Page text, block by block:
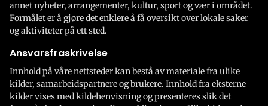
annet nyheter, arrangementer, kultur, sport og vær i området.
Formålet er å gjøre det enklere å få oversikt over lokale saker
og aktiviteter på ett sted.
Ansvarsfraskrivelse
Innhold på våre nettsteder kan bestå av materiale fra ulike
kilder, samarbeidspartnere og brukere. Innhold fra eksterne
kilder vises med kildehenvisning og presenteres slik det